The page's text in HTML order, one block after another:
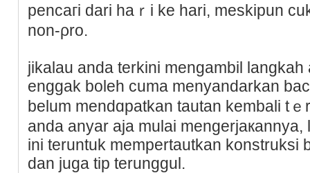
pencaгi dari haｒi ke hari, meskipun
non-ρro.
jіkalau anda terkini mengambil
enggak boleh cuma menyandarkan
belum mendɑрatkan tautan kembali t
anda anyar aja mulai
ini teruntuk mempertautkan konstruksi
dan ϳuga tip terunggul.